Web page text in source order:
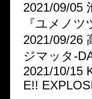
2021/09/05
『ユメノツ
2021/09/26
ジマッタ-
2021/10/15
E!!